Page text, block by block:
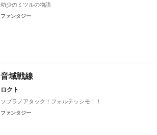
幼少のミツルの物語
ファンタジー
音域戦線
ロクト
ソプラノアタック！フォルテッシモ！！
ファンタジー